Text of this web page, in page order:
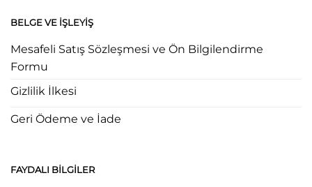
BELGE VE İŞLEYIŞ
Mesafeli Satış Sözleşmesi ve Ön Bilgilendirme
Formu
Gizlilik İlkesi
Geri Ödeme ve İade
FAYDALI BILGILER